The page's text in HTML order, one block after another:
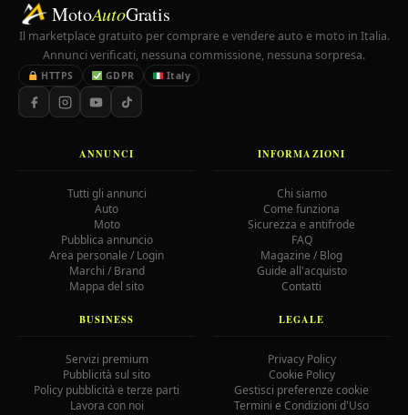
MotoAutoGratis
Il marketplace gratuito per comprare e vendere auto e moto in Italia.
Annunci verificati, nessuna commissione, nessuna sorpresa.
HTTPS GDPR Italy
ANNUNCI
Tutti gli annunci
Auto
Moto
Pubblica annuncio
Area personale / Login
Marchi / Brand
Mappa del sito
INFORMAZIONI
Chi siamo
Come funziona
Sicurezza e antifrode
FAQ
Magazine / Blog
Guide all'acquisto
Contatti
BUSINESS
Servizi premium
Pubblicità sul sito
Policy pubblicità e terze parti
Lavora con noi
LEGALE
Privacy Policy
Cookie Policy
Gestisci preferenze cookie
Termini e Condizioni d'Uso